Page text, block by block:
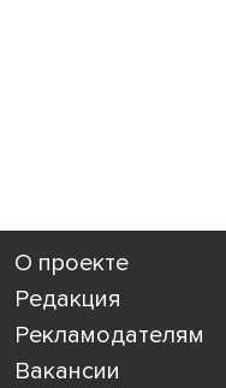
О проекте
Редакция
Рекламодателям
Вакансии